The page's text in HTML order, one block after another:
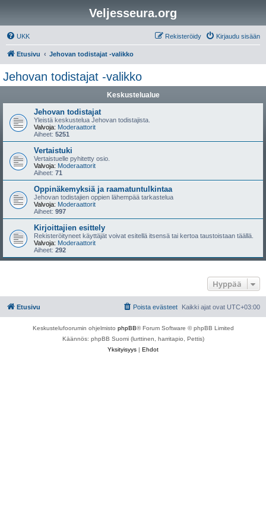
Veljesseura.org
UKK Kirjaudu sisään
Rekisteröidy
Etusivu Jehovan todistajat -valikko
Jehovan todistajat -valikko
Keskustelualue
Jehovan todistajat
Yleistä keskustelua Jehovan todistajista.
Valvoja: Moderaattorit
Aiheet: 5251
Vertaistuki
Vertaistuelle pyhitetty osio.
Valvoja: Moderaattorit
Aiheet: 71
Oppinäkemyksiä ja raamatuntulkintaa
Jehovan todistajien oppien lähempää tarkastelua
Valvoja: Moderaattorit
Aiheet: 997
Kirjoittajien esittely
Rekisteröityneet käyttäjät voivat esitellä itsensä tai kertoa taustoistaan täällä.
Valvoja: Moderaattorit
Aiheet: 292
Hyppää
Etusivu Kaikki ajat ovat UTC+03:00
Poista evästeet
Keskustelufoorumin ohjelmisto phpBB® Forum Software © phpBB Limited
Käännös: phpBB Suomi (lurttinen, harritapio, Pettis)
Yksityisyys | Ehdot